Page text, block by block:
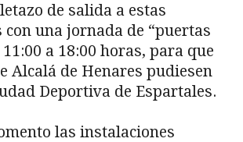
de salida a estas
una jornada de “puertas
a 18:00 horas, para que
Alcalá de Henares pudiesen
Deportiva de Espartales.
las instalaciones